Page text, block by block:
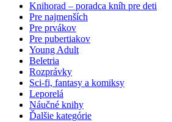
Knihorad – poradca kníh pre deti
Pre najmenších
Pre prvákov
Pre pubertiakov
Young Adult
Beletria
Rozprávky
Sci-fi, fantasy a komiksy
Leporelá
Náučné knihy
Ďalšie kategórie